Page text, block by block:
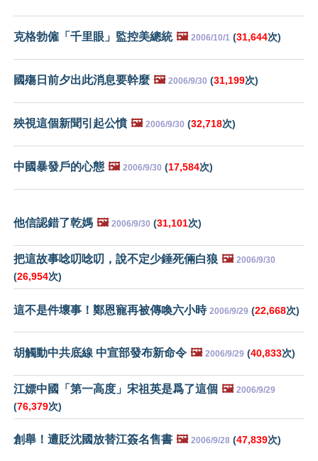
克格勃僱「千里眼」監控美總統 🖼️ 2006/10/1 (31,644次)
國殤日前夕出此消息要幹麼 🖼️ 2006/9/30 (31,199次)
殃視這個新聞引起公憤 🖼️ 2006/9/30 (32,718次)
中國暴發戶的心態 🖼️ 2006/9/30 (17,584次)
他信認錯了乾媽 🖼️ 2006/9/30 (31,101次)
把這故事唸叨唸叨，說不定少錘死倆白狼 🖼️ 2006/9/30
(26,954次)
這不是件壞事！鄭恩寵再被傳喚六小時 2006/9/29 (22,668次)
胡觸動中共底線 中宣部發布新命令 🖼️ 2006/9/29 (40,833次)
江嫖中國「第一高度」宋祖英是爲了這個 🖼️ 2006/9/29
(76,379次)
創舉！遭貶沈國放替江簽名售書 🖼️ 2006/9/28 (47,839次)